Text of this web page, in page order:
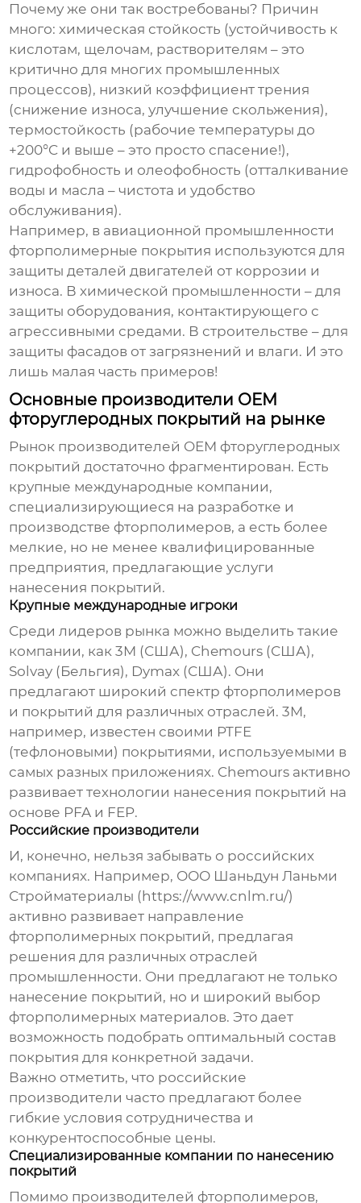
Почему же они так востребованы? Причин
много:химическая стойкость (устойчивость к
кислотам, щелочам, растворителям – это
критично для многих промышленных
процессов), низкий коэффициент трения
(снижение износа, улучшение скольжения),
термостойкость (рабочие температуры до
+200°C и выше – это просто спасение!),
гидрофобность и олеофобность (отталкивание
воды и масла – чистота и удобство
обслуживания).
Например, в авиационной промышленности
фторполимерные покрытия используются для
защиты деталей двигателей от коррозии и
износа. В химической промышленности – для
защиты оборудования, контактирующего с
агрессивными средами. В строительстве – для
защиты фасадов от загрязнений и влаги. И это
лишь малая часть примеров!
Основные производители OEM
фторуглеродных покрытий на рынке
Рынок производителей OEM фторуглеродных
покрытий достаточно фрагментирован. Есть
крупные международные компании,
специализирующиеся на разработке и
производстве фторполимеров, а есть более
мелкие, но не менее квалифицированные
предприятия, предлагающие услуги
нанесения покрытий.
Крупные международные игроки
Среди лидеров рынка можно выделить такие
компании, как 3M (США), Chemours (США),
Solvay (Бельгия), Dymax (США). Они
предлагают широкий спектр фторполимеров
и покрытий для различных отраслей. 3M,
например, известен своими PTFE
(тефлоновыми) покрытиями, используемыми в
самых разных приложениях. Chemours активно
развивает технологии нанесения покрытий на
основе PFA и FEP.
Российские производители
И, конечно, нельзя забывать о российских
компаниях. Например, ООО Шаньдун Ланьми
Стройматериалы ( https://www.cnlm.ru/)
активно развивает направление
фторполимерных покрытий, предлагая
решения для различных отраслей
промышленности. Они предлагают не только
нанесение покрытий, но и широкий выбор
фторполимерных материалов. Это дает
возможность подобрать оптимальный состав
покрытия для конкретной задачи.
Важно отметить, что российские
производители часто предлагают более
гибкие условия сотрудничества и
конкурентоспособные цены.
Специализированные компании по нанесению
покрытий
Помимо производителей фторполимеров,